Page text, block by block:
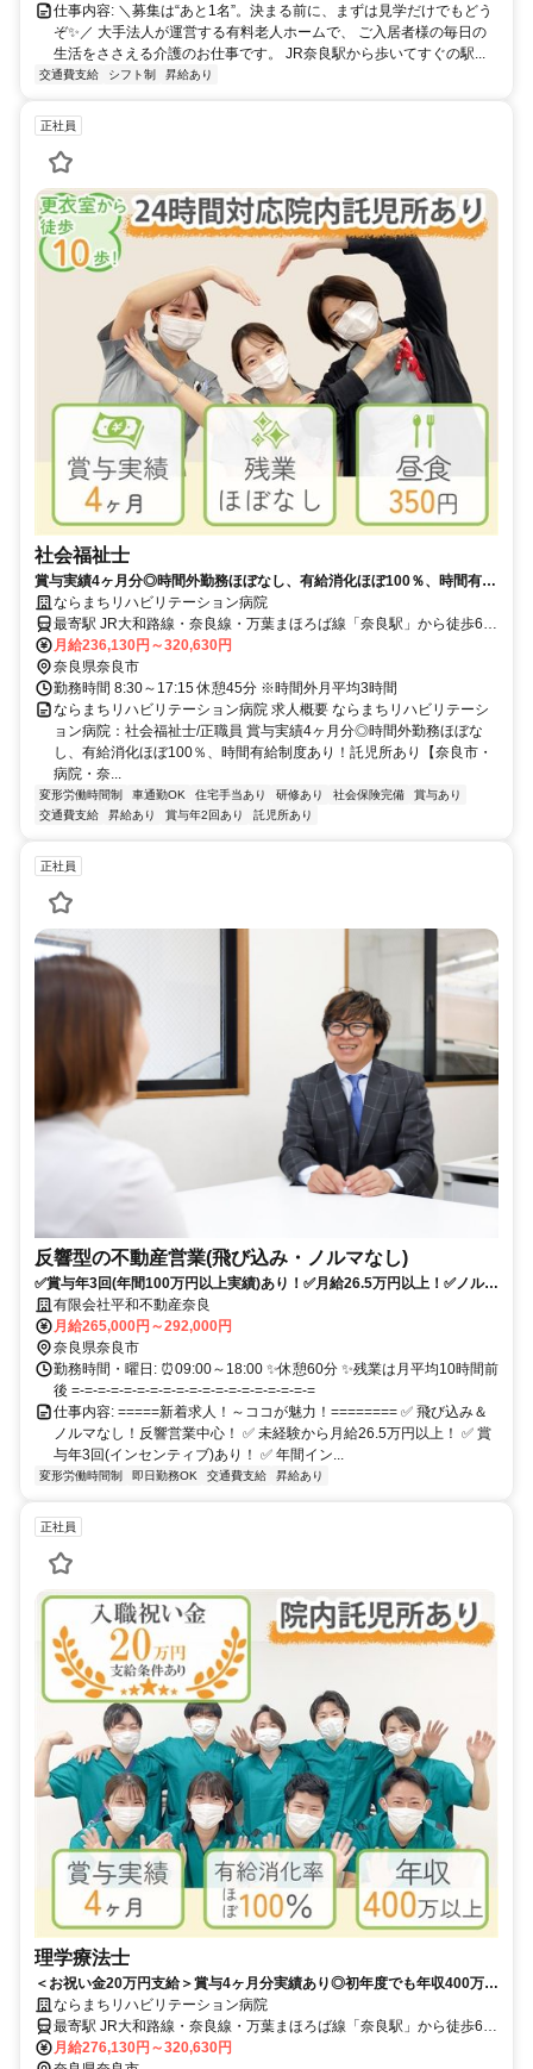
仕事内容: ＼募集は“あと1名”。決まる前に、まずは見学だけでもどう
ぞ✨／ 大手法人が運営する有料老人ホームで、 ご入居者様の毎日の
生活をささえる介護のお仕事です。 JR奈良駅から歩いてすぐの駅...
交通費支給 シフト制 昇給あり
正社員
社会福祉士
賞与実績4ヶ月分◎時間外勤務ほぼなし、有給消化ほぼ100％、時間有給
制度あり！託児所あり【奈良市・病院・奈良駅/近鉄奈良駅・社会福祉
士・正職員】
ならまちリハビリテーション病院
最寄駅 JR大和路線・奈良線・万葉まほろば線「奈良駅」から徒歩6
分、近鉄奈良線「近鉄奈良駅」から徒歩10分
月給236,130円～320,630円
奈良県奈良市
勤務時間 8:30～17:15 休憩45分 ※時間外月平均3時間
ならまちリハビリテーション病院 求人概要 ならまちリハビリテーシ
ョン病院：社会福祉士/正職員 賞与実績4ヶ月分◎時間外勤務ほぼな
し、有給消化ほぼ100％、時間有給制度あり！託児所あり【奈良市・
病院・奈...
変形労働時間制 車通勤OK 住宅手当あり 研修あり 社会保険完備
賞与あり
交通費支給
昇給あり 賞与年2回あり 託児所あり
正社員
反響型の不動産営業(飛び込み・ノルマなし)
✅賞与年3回(年間100万円以上実績)あり！✅月給26.5万円以上！✅ノルマ
＆飛び込みナシ！✅未経験でも安心スタート！
有限会社平和不動産奈良
月給265,000円～292,000円
奈良県奈良市
勤務時間・曜日: ⏰️09:00～18:00 ✨休憩60分 ✨残業は月平均10時間前
後 =-=-=-=-=-=-=-=-=-=-=-=-=-=-=-=-=-=-=
仕事内容: =====新着求人！～ココが魅力！======== ✅ 飛び込み＆
ノルマなし！反響営業中心！ ✅ 未経験から月給26.5万円以上！ ✅ 賞
与年3回(インセンティブ)あり！ ✅ 年間イン...
変形労働時間制 即日勤務OK 交通費支給 昇給あり
正社員
理学療法士
＜お祝い金20万円支給＞賞与4ヶ月分実績あり◎初年度でも年収400万以
上可★院内託児所もご用意！【奈良市・病院・奈良駅/近鉄奈良駅・理学
療法士・正職員】
ならまちリハビリテーション病院
最寄駅 JR大和路線・奈良線・万葉まほろば線「奈良駅」から徒歩6
分、近鉄奈良線「近鉄奈良駅」から徒歩10分
月給276,130円～320,630円